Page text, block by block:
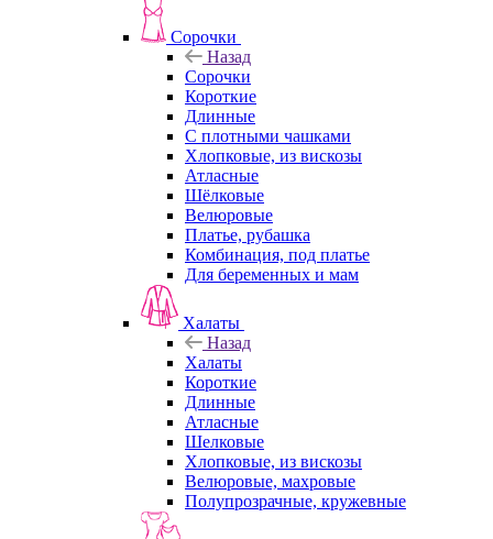
Сорочки
Назад
Сорочки
Короткие
Длинные
С плотными чашками
Хлопковые, из вискозы
Атласные
Шёлковые
Велюровые
Платье, рубашка
Комбинация, под платье
Для беременных и мам
Халаты
Назад
Халаты
Короткие
Длинные
Атласные
Шелковые
Хлопковые, из вискозы
Велюровые, махровые
Полупрозрачные, кружевные